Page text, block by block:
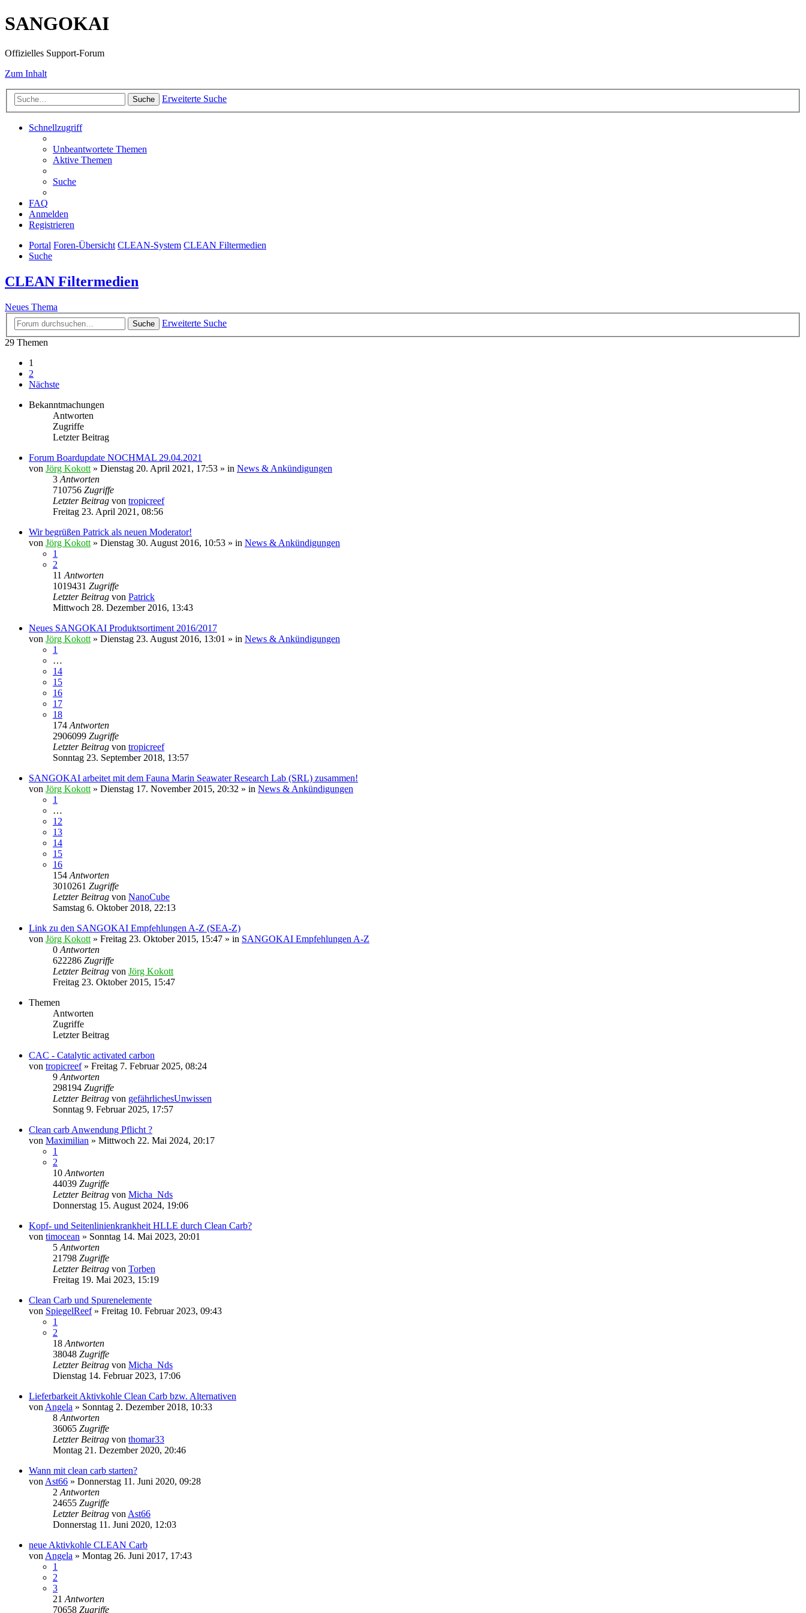
SANGOKAI
Offizielles Support-Forum
Zum Inhalt
Suche Erweiterte Suche
Schnellzugriff
Unbeantwortete Themen
Aktive Themen
Suche
FAQ
Anmelden
Registrieren
Portal Foren-Übersicht CLEAN-System CLEAN Filtermedien
Suche
CLEAN Filtermedien
Neues Thema
Suche
Erweiterte Suche
29 Themen
1
2
Nächste
Bekanntmachungen
Antworten
Zugriffe
Letzter Beitrag
Forum Boardupdate NOCHMAL 29.04.2021
von Jörg Kokott » Dienstag 20. April 2021, 17:53 » in News & Ankündigungen
3 Antworten
710756 Zugriffe
Letzter Beitrag von tropicreef
Freitag 23. April 2021, 08:56
Wir begrüßen Patrick als neuen Moderator!
von Jörg Kokott » Dienstag 30. August 2016, 10:53 » in News & Ankündigungen
1
2
11 Antworten
1019431 Zugriffe
Letzter Beitrag von Patrick
Mittwoch 28. Dezember 2016, 13:43
Neues SANGOKAI Produktsortiment 2016/2017
von Jörg Kokott » Dienstag 23. August 2016, 13:01 » in News & Ankündigungen
1
…
14
15
16
17
18
174 Antworten
2906099 Zugriffe
Letzter Beitrag von tropicreef
Sonntag 23. September 2018, 13:57
SANGOKAI arbeitet mit dem Fauna Marin Seawater Research Lab (SRL) zusammen!
von Jörg Kokott » Dienstag 17. November 2015, 20:32 » in News & Ankündigungen
1
…
12
13
14
15
16
154 Antworten
3010261 Zugriffe
Letzter Beitrag von NanoCube
Samstag 6. Oktober 2018, 22:13
Link zu den SANGOKAI Empfehlungen A-Z (SEA-Z)
von Jörg Kokott » Freitag 23. Oktober 2015, 15:47 » in SANGOKAI Empfehlungen A-Z
0 Antworten
622286 Zugriffe
Letzter Beitrag von Jörg Kokott
Freitag 23. Oktober 2015, 15:47
Themen
Antworten
Zugriffe
Letzter Beitrag
CAC - Catalytic activated carbon
von tropicreef» Freitag 7. Februar 2025, 08:24
9 Antworten
298194 Zugriffe
Letzter Beitrag von gefährlichesUnwissen
Sonntag 9. Februar 2025, 17:57
Clean carb Anwendung Pflicht ?
von Maximilian » Mittwoch 22. Mai 2024, 20:17
1
2
10 Antworten
44039 Zugriffe
Letzter Beitrag von Micha_Nds
Donnerstag 15. August 2024, 19:06
Kopf- und Seitenlinienkrankheit HLLE durch Clean Carb?
von timocean » Sonntag 14. Mai 2023, 20:01
5 Antworten
21798 Zugriffe
Letzter Beitrag von Torben
Freitag 19. Mai 2023, 15:19
Clean Carb und Spurenelemente
von SpiegelReef» Freitag 10. Februar 2023, 09:43
1
2
18 Antworten
38048 Zugriffe
Letzter Beitrag von Micha_Nds
Dienstag 14. Februar 2023, 17:06
Lieferbarkeit Aktivkohle Clean Carb bzw. Alternativen
von Angela » Sonntag 2. Dezember 2018, 10:33
8 Antworten
36065 Zugriffe
Letzter Beitrag von thomar33
Montag 21. Dezember 2020, 20:46
Wann mit clean carb starten?
von Ast66 » Donnerstag 11. Juni 2020, 09:28
2 Antworten
24655 Zugriffe
Letzter Beitrag von Ast66
Donnerstag 11. Juni 2020, 12:03
neue Aktivkohle CLEAN Carb
von Angela » Montag 26. Juni 2017, 17:43
1
2
3
21 Antworten
70658 Zugriffe